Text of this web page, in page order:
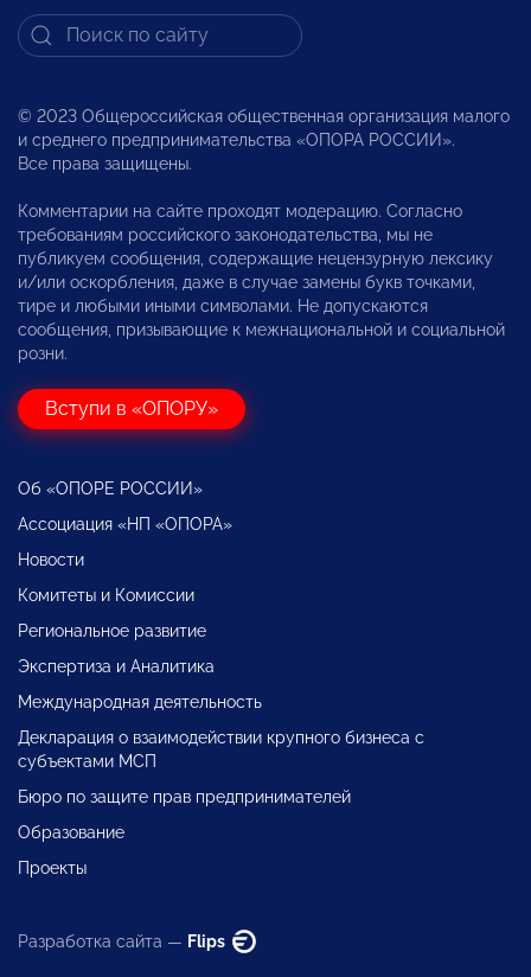
© 2023 Общероссийская общественная организация малого
и среднего предпринимательства «ОПОРА РОССИИ».
Все права защищены.
Комментарии на сайте проходят модерацию. Согласно
требованиям российского законодательства, мы не
публикуем сообщения, содержащие нецензурную лексику
и/или оскорбления, даже в случае замены букв точками,
тире и любыми иными символами. Не допускаются
сообщения, призывающие к межнациональной и социальной
розни.
Вступи в «ОПОРУ»
Об «ОПОРЕ РОССИИ»
Ассоциация «НП «ОПОРА»
Новости
Комитеты и Комиссии
Региональное развитие
Экспертиза и Аналитика
Международная деятельность
Декларация о взаимодействии крупного бизнеса с
субъектами МСП
Бюро по защите прав предпринимателей
Образование
Проекты
Разработка сайта — Flips